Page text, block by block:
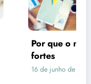
de imagens